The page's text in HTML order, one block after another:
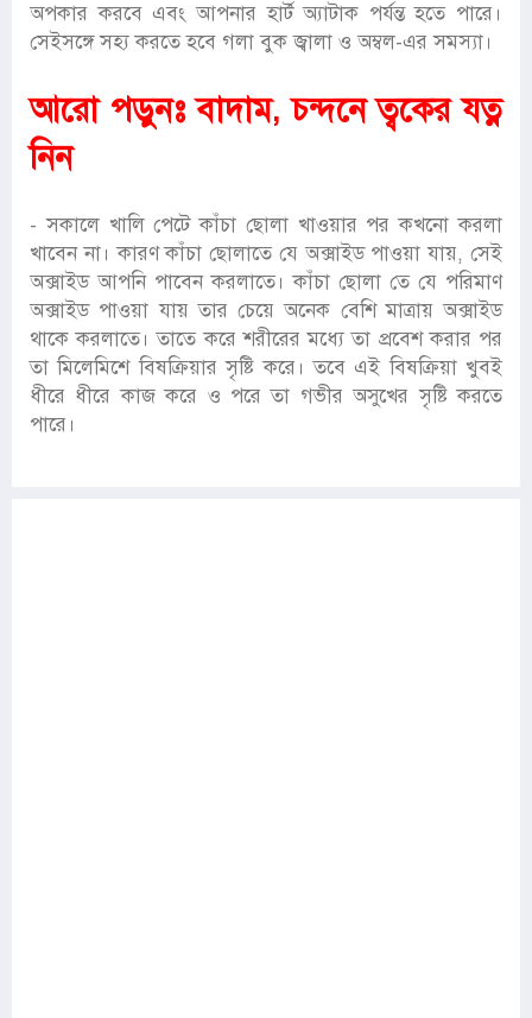
অপকার করবে এবং আপনার হার্ট অ্যাটাক পর্যন্ত হতে পারে।
সেইসঙ্গে সহ্য করতে হবে গলা বুক জ্বালা ও অম্বল-এর সমস্যা।
আরো পড়ুনঃবাদাম, চন্দনে ত্বকের যত্ন
নিন
- সকালে খালি পেটে কাঁচা ছোলা খাওয়ার পর কখনো করলা
খাবেন না। কারণ কাঁচা ছোলাতে যে অক্সাইড পাওয়া যায়, সেই
অক্সাইড আপনি পাবেন করলাতে। কাঁচা ছোলা তে যে পরিমাণ
অক্সাইড পাওয়া যায় তার চেয়ে অনেক বেশি মাত্রায় অক্সাইড
থাকে করলাতে। তাতে করে শরীরের মধ্যে তা প্রবেশ করার পর
তা মিলেমিশে বিষক্রিয়ার সৃষ্টি করে। তবে এই বিষক্রিয়া খুবই
ধীরে ধীরে কাজ করে ও পরে তা গভীর অসুখের সৃষ্টি করতে
পারে।